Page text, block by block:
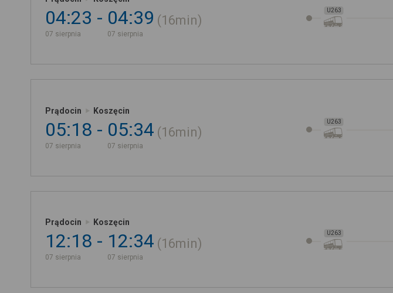
04:23
07 sierpnia
04:39
07 sierpnia
16min
U263
Prądocin Koszęcin
05:18
07 sierpnia
05:34
07 sierpnia
16min
U263
Prądocin Koszęcin
12:18
07 sierpnia
12:34
07 sierpnia
16min
U263